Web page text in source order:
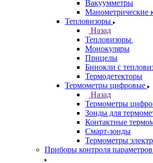
Вакуумметры
Манометрические
Тепловизоры
Назад
Тепловизоры
Монокуляры
Прицелы
Бинокли с
Термодетекторы
Термометры цифровые
Назад
Термометры
Зонды для
Контактные
Смарт-зонды
Термометры
Приборы контроля